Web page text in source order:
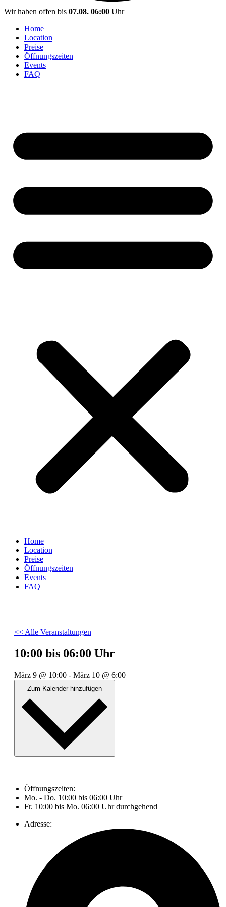
Wir haben offen bis 07.08. 06:00 Uhr
Home
Location
Preise
Öffnungszeiten
Events
FAQ
Home
Location
Preise
Öffnungszeiten
Events
FAQ
<< Alle Veranstaltungen
10:00 bis 06:00 Uhr
März 9 @ 10:00 - März 10 @ 6:00
Öffnungszeiten:
Mo. - Do. 10:00 bis 06:00 Uhr
Fr. 10:00 bis Mo. 06:00 Uhr durchgehend
Adresse: